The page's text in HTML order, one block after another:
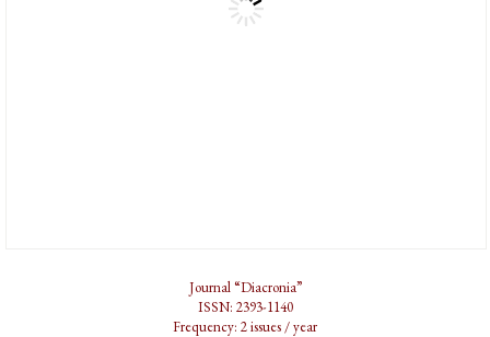
Journal “Diacronia”
ISSN: 2393-1140
Frequency: 2 issues / year